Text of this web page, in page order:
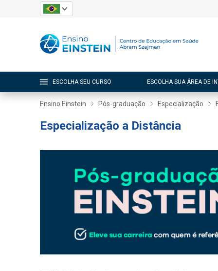
ESCOLHA SEU CURSO ESCOLHA SUA ÁREA DE
Ensino Einstein Pós-graduação Especialização
Especialização a Distância